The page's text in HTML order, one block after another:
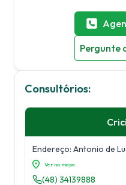
Pergunte
Consultórios:
Endereço: Antonio de
Ver no mapa
(48) 34139888